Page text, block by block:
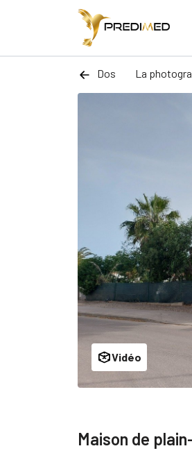
Dos La
Vidéo
Maison de